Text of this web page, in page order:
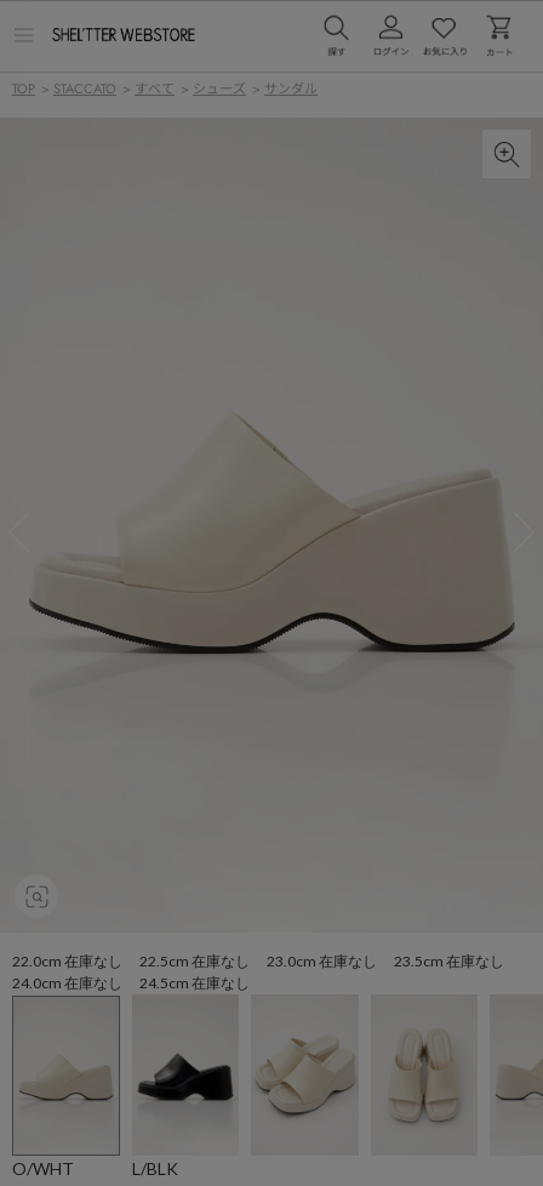
ー
TOP > STACCATO > すべて > シューズ > サンダル
22.0cm 在庫なし 22.5cm 在庫なし 23.0cm 在庫なし 23.5cm 在庫なし
24.0cm 在庫なし 24.5cm 在庫なし
O/WHT L/BLK